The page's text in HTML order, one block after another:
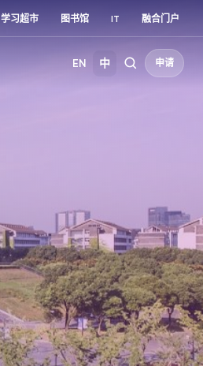
学习超市 图书馆 IT 融合门户
EN 中 申请